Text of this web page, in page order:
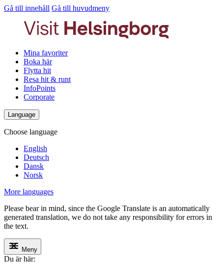
Gå till innehåll Gå till huvudmeny
Mina favoriter
Boka här
Flytta hit
Resa hit & runt
InfoPoints
Corporate
Language
Choose language
English
Deutsch
Dansk
Norsk
More languages
Please bear in mind, since the Google Translate is an automatically
generated translation, we do not take any responsibility for errors in
the text.
Meny
Du är här: